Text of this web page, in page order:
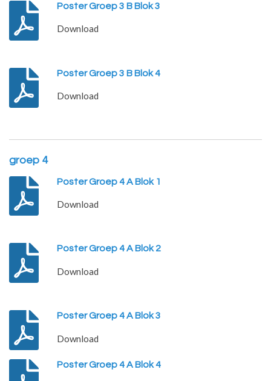
Poster Groep 3 B Blok 3
Download
Poster Groep 3 B Blok 4
Download
groep 4
Poster Groep 4 A Blok 1
Download
Poster Groep 4 A Blok 2
Download
Poster Groep 4 A Blok 3
Download
Poster Groep 4 A Blok 4